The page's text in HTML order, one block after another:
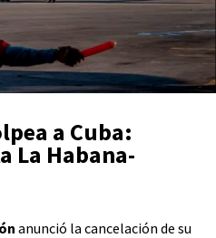
a Cuba:
La Habana-
anunció la cancelación de su